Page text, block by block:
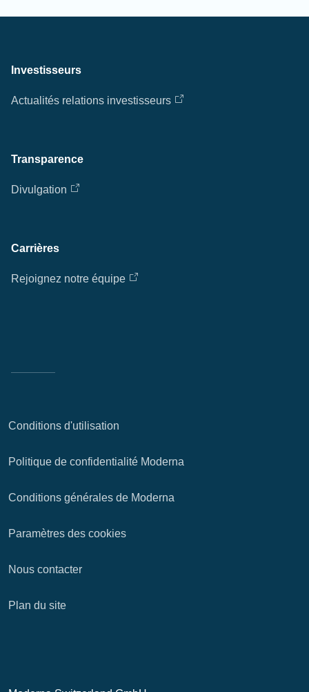
Investisseurs
Actualités relations investisseurs
Transparence
Divulgation
Carrières
Rejoignez notre équipe
Conditions d'utilisation
Politique de confidentialité Moderna
Conditions générales de Moderna
Paramètres des cookies
Nous contacter
Plan du site